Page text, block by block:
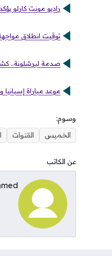
راديو مونت كارلو
توقيت انطلاق
صدمة لبرشلونة..
موعد مباراة إسبانيا
وسوم:
الخميس
القنوات
عن الكاتب